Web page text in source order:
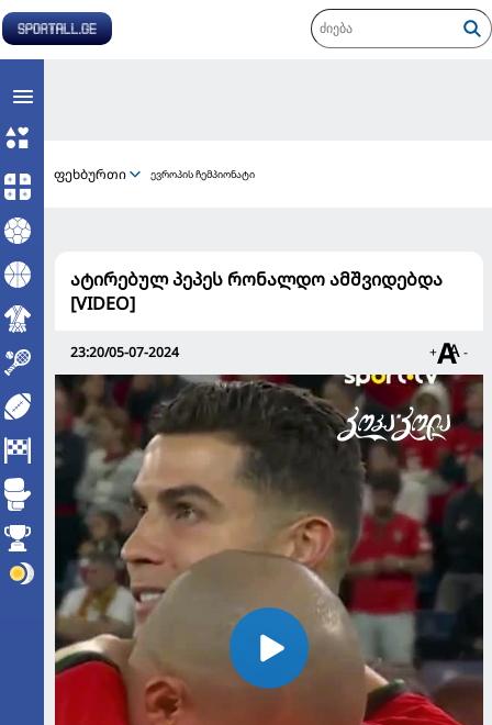
ფეხბურთი ევროპის ჩემპიონატი
ატირებულ პეპეს რონალდო ამშვიდებდა
[VIDEO]
23:20/05-07-2024 + -